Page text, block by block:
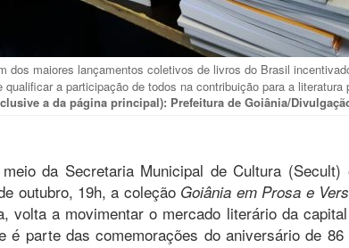
dos maiores lançamentos coletivos de livros do Brasil
a participação de todos na contribuição para a literatura
a da página principal): Prefeitura de Goiânia/
da Secretaria Municipal de Cultura
outubro, 19h, a coleção Goiânia em Prosa e
volta a movimentar o mercado literário da
é parte das comemorações do aniversário de